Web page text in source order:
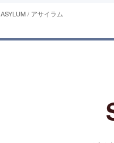
ASYLUM / アサイラム